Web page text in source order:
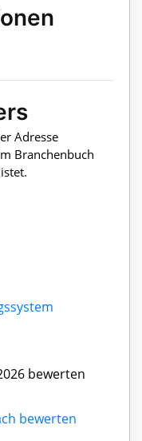
Adresse
Branchenbuch
bewerten
bewerten